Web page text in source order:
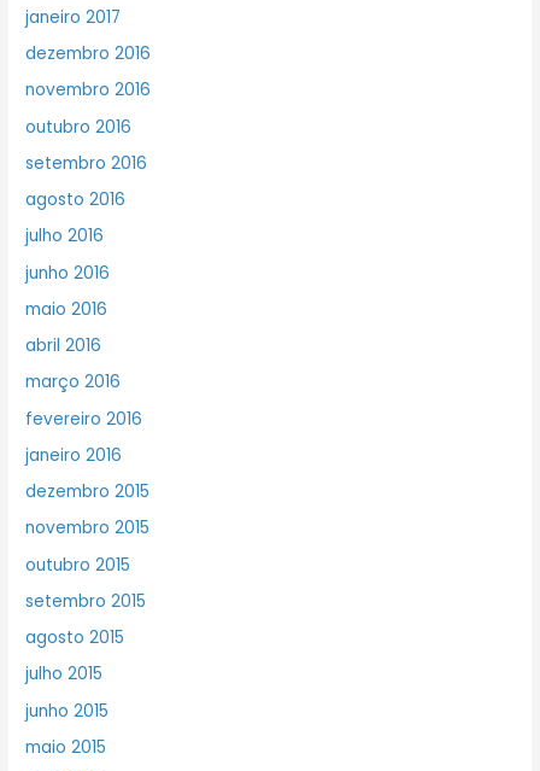
janeiro 2017
dezembro 2016
novembro 2016
outubro 2016
setembro 2016
agosto 2016
julho 2016
junho 2016
maio 2016
abril 2016
março 2016
fevereiro 2016
janeiro 2016
dezembro 2015
novembro 2015
outubro 2015
setembro 2015
agosto 2015
julho 2015
junho 2015
maio 2015